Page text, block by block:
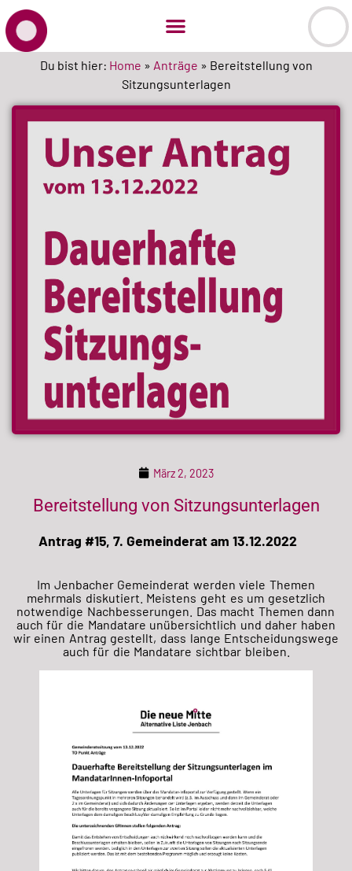
Du bist hier: Home » Anträge » Bereitstellung von
Sitzungsunterlagen
März 2, 2023
Bereitstellung von Sitzungsunterlagen
Antrag #15, 7. Gemeinderat am 13.12.2022
Im Jenbacher Gemeinderat werden viele Themen
mehrmals diskutiert. Meistens geht es um gesetzlich
notwendige Nachbesserungen. Das macht Themen dann
auch für die Mandatare unübersichtlich und daher haben
wir einen Antrag gestellt, dass lange Entscheidungswege
auch für die Mandatare sichtbar bleiben.